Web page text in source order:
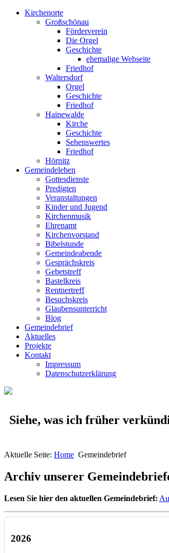
Kirchenorte
Großschönau
Förderverein
Die Orgel
Geschichte
ehemalige Webseite
Friedhof
Waltersdorf
Orgel
Geschichte
Friedhof
Hainewalde
Kirche
Geschichte
Sehenswertes
Friedhof
Hörnitz
Gemeindeleben
Gottesdienste
Predigten
Veranstaltungen
Kinder und Jugend
Kirchenmusik
Ehrenamt
Kirchenvorstand
Bibelstunde
Gemeindeabende
Gesprächskreis
Gebetstreff
Bastelkreis
Rentnertreff
Besuchskreis
Glaubensunterricht
Blog
Gemeindebrief
Aktuelles
Projekte
Kontakt
Impressum
Datenschutzerklärung
Siehe, was ich früher
Aktuelle Seite: Home Gemeindebrief
Archiv unserer
Lesen Sie hier den aktuellen Gemeindebrief:
2026